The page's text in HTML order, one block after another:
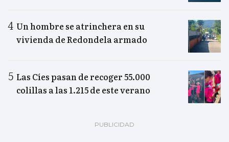
Un hombre se atrinchera en su
vivienda de Redondela armado
Las Cíes pasan de recoger 55.000
colillas a las 1.215 de este verano